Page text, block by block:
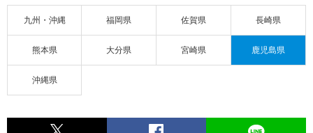
九州・沖縄 福岡県 佐賀県 長崎県
熊本県 大分県 宮崎県 鹿児島県
沖縄県